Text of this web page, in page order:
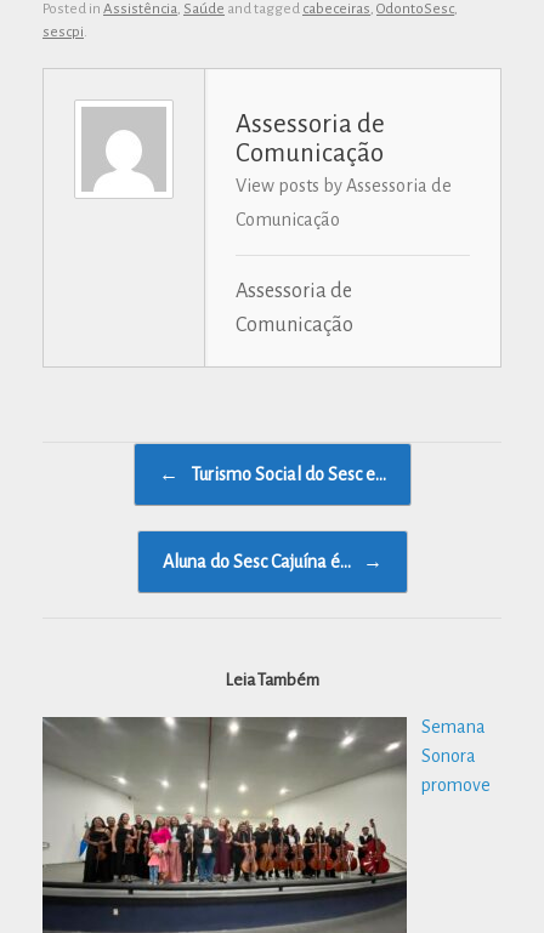
Posted in Assistência, Saúde and tagged cabeceiras, OdontoSesc,
sescpi.
Assessoria de
Comunicação
View posts by Assessoria de
Comunicação
Assessoria de
Comunicação
← Turismo Social do Sesc e…
Aluna do Sesc Cajuína é… →
Leia Também
Semana
Sonora
promove